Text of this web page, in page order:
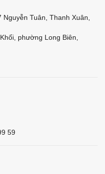
Tuân, Thanh Xuân,
phường Long Biên,
59